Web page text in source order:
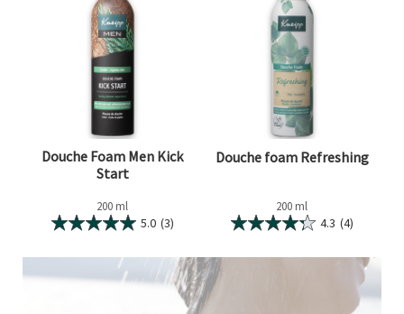
Douche Foam Men Kick
Start
200 ml
5.0 (3)
Douche foam Refreshing
200 ml
4.3 (4)